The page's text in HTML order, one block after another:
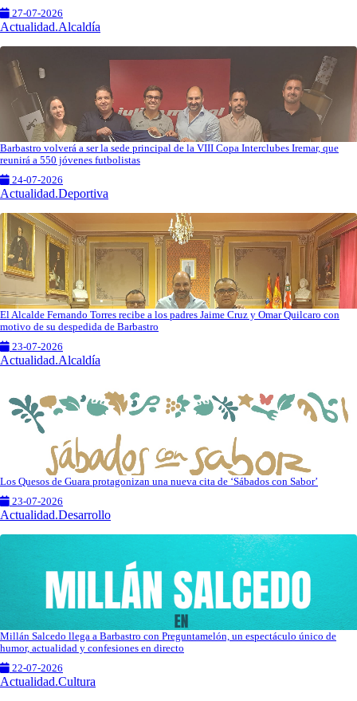
27-07-2026
Actualidad.Alcaldía
Barbastro volverá a ser la sede principal de la VIII Copa Interclubes Iremar, que
reunirá a 550 jóvenes futbolistas
24-07-2026
Actualidad.Deportiva
El Alcalde Fernando Torres recibe a los padres Jaime Cruz y Omar Quilcaro con
motivo de su despedida de Barbastro
23-07-2026
Actualidad.Alcaldía
Los Quesos de Guara protagonizan una nueva cita de ‘Sábados con Sabor’
23-07-2026
Actualidad.Desarrollo
Millán Salcedo llega a Barbastro con Preguntamelón, un espectáculo único de
humor, actualidad y confesiones en directo
22-07-2026
Actualidad.Cultura